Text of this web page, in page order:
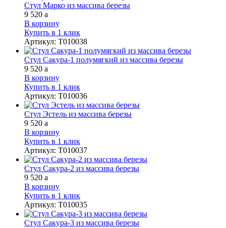
Стул Марко из массива березы
9 520 a
В корзину
Купить в 1 клик
Артикул: Т010038
Стул Сакура-1 полумягкий из массива березы
9 520 a
В корзину
Купить в 1 клик
Артикул: Т010036
Стул Эстель из массива березы
9 520 a
В корзину
Купить в 1 клик
Артикул: Т010037
Стул Сакура-2 из массива березы
9 520 a
В корзину
Купить в 1 клик
Артикул: Т010035
Стул Сакура-3 из массива березы